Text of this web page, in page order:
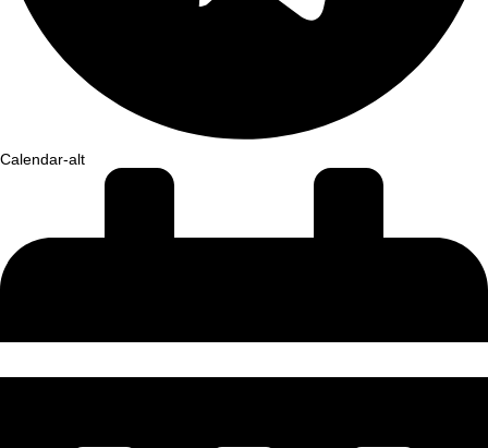
Calendar-alt